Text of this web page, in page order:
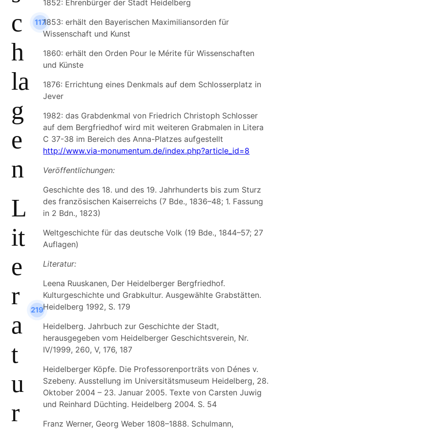
c
h
la
g
e
n
117
L
it
e
r
a
t
u
r
219
1852: Ehrenbürger der Stadt Heidelberg
1853: erhält den Bayerischen Maximiliansorden für
Wissenschaft und Kunst
1860: erhält den Orden Pour le Mérite für Wissenschaften
und Künste
1876: Errichtung eines Denkmals auf dem Schlosserplatz in
Jever
1982: das Grabdenkmal von Friedrich Christoph Schlosser
auf dem Bergfriedhof wird mit weiteren Grabmalen in Litera
C 37-38 im Bereich des Anna-Platzes aufgestellt
http://www.via-monumentum.de/index.php?article_id=8
Veröffentlichungen:
Geschichte des 18. und des 19. Jahrhunderts bis zum Sturz
des französischen Kaiserreichs (7 Bde., 1836–48; 1. Fassung
in 2 Bdn., 1823)
Weltgeschichte für das deutsche Volk (19 Bde., 1844–57; 27
Auflagen)
Literatur:
Leena Ruuskanen, Der Heidelberger Bergfriedhof.
Kulturgeschichte und Grabkultur. Ausgewählte Grabstätten.
Heidelberg 1992, S. 179
Heidelberg. Jahrbuch zur Geschichte der Stadt,
herausgegeben vom Heidelberger Geschichtsverein, Nr.
IV/1999, 260, V, 176, 187
Heidelberger Köpfe. Die Professorenporträts von Dénes v.
Szebeny. Ausstellung im Universitätsmuseum Heidelberg, 28.
Oktober 2004 – 23. Januar 2005. Texte von Carsten Juwig
und Reinhard Düchting. Heidelberg 2004. S. 54
Franz Werner, Georg Weber 1808–1888. Schulmann,